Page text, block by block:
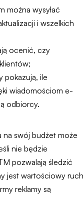
można wysyłać
i wszelkich
ocenić, czy
pokazują, ile
wiadomościom e-
odbiorcy.
na swój budżet może
nie będzie
pozwalają śledzić
jest wartościowy ruch
reklamy są